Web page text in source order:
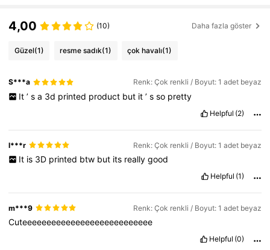
4,00 (10) Daha fazla göster
Güzel(1) resme sadık(1) çok havalı(1)
S***a Renk: Çok renkli / Boyut: 1 adet beyaz
It ’ s a 3d printed product but it ’ s so pretty
Helpful (2)
l***r Renk: Çok renkli / Boyut: 1 adet beyaz
It is 3D printed btw but its really good
Helpful (1)
m***9 Renk: Çok renkli / Boyut: 1 adet beyaz
Cuteeeeeeeeeeeeeeeeeeeeeeeeeee
Helpful (0)